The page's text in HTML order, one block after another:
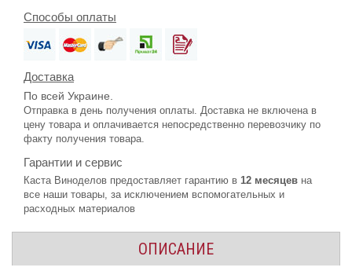
Способы оплаты
Доставка
По всей Украине.
Отправка в день получения оплаты. Доставка не включена в
цену товара и оплачивается непосредственно перевозчику по
факту получения товара.
Гарантии и сервис
Каста Виноделов предоставляет гарантию в 12 месяцев на
все наши товары, за исключением вспомогательных и
расходных материалов
ОПИСАНИЕ